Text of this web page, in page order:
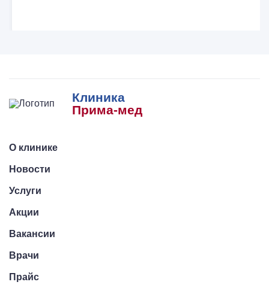
Клиника
Прима-мед
О клинике
Новости
Услуги
Акции
Вакансии
Врачи
Прайс